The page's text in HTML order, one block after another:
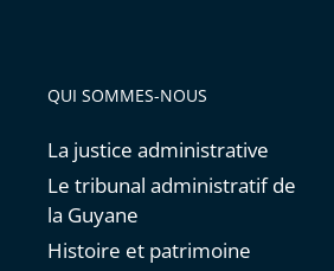
QUI SOMMES-NOUS
La justice administrative
Le tribunal administratif de
la Guyane
Histoire et patrimoine